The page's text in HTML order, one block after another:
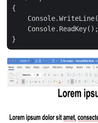
{
    Console.WriteLine(
    Console.ReadKey();